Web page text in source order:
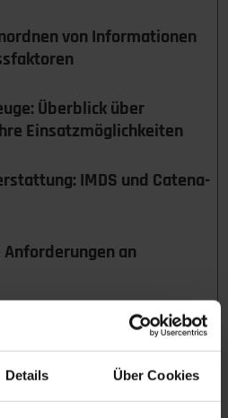
Details Über Cookies
von Informationen
Überblick über
Einsatzmöglichkeiten
IMDS und Catena-
Anforderungen an